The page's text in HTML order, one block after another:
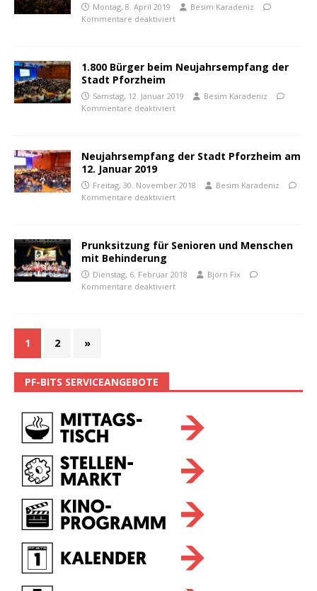
Montag, 8. April 2019
Besim Karadeniz
Kommentare deaktiviert
1.800 Bürger beim Neujahrsempfang der
Stadt Pforzheim
Samstag, 12. Januar 2019
Besim Karadeniz
Kommentare deaktiviert
Neujahrsempfang der Stadt Pforzheim am
12. Januar 2019
Freitag, 30. November 2018
Besim Karadeniz
Kommentare deaktiviert
Prunksitzung für Senioren und Menschen
mit Behinderung
Dienstag, 6. Februar 2018
Björn Fix
Kommentare deaktiviert
1 2 »
PF-BITS SERVICEANGEBOTE